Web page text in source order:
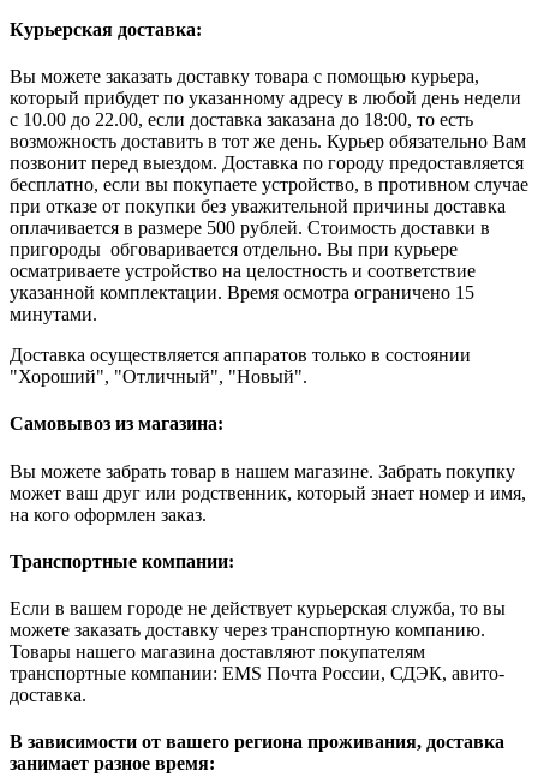
Курьерская доставка:
Вы можете заказать доставку товара с помощью курьера,
который прибудет по указанному адресу в любой день недели
с 10.00 до 22.00, если доставка заказана до 18:00, то есть
возможность доставить в тот же день. Курьер обязательно Вам
позвонит перед выездом. Доставка по городу предоставляется
бесплатно, если вы покупаете устройство, в противном случае
при отказе от покупки без уважительной причины доставка
оплачивается в размере 500 рублей. Стоимость доставки в
пригороды обговаривается отдельно. Вы при курьере
осматриваете устройство на целостность и соответствие
указанной комплектации. Время осмотра ограничено 15
минутами.
Доставка осуществляется аппаратов только в состоянии
"Хороший", "Отличный", "Новый".
Самовывоз из магазина:
Вы можете забрать товар в нашем магазине. Забрать покупку
может ваш друг или родственник, который знает номер и имя,
на кого оформлен заказ.
Транспортные компании:
Если в вашем городе не действует курьерская служба, то вы
можете заказать доставку через транспортную компанию.
Товары нашего магазина доставляют покупателям
транспортные компании: EMS Почта России, СДЭК, авито-
доставка.
В зависимости от вашего региона проживания, доставка
занимает разное время: